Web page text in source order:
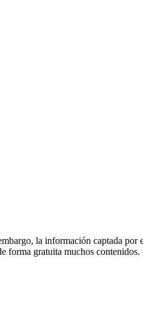
la información captada por
forma gratuita muchos contenidos.